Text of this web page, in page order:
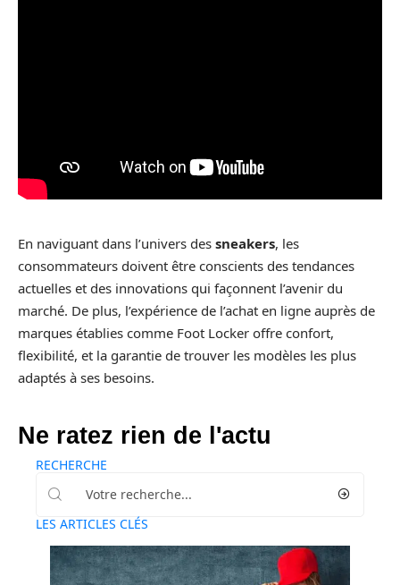
En naviguant dans l’univers des sneakers, les
consommateurs doivent être conscients des tendances
actuelles et des innovations qui façonnent l’avenir du
marché. De plus, l’expérience de l’achat en ligne auprès de
marques établies comme Foot Locker offre confort,
flexibilité, et la garantie de trouver les modèles les plus
adaptés à ses besoins.
Ne ratez rien de l'actu
RECHERCHE
LES ARTICLES CLÉS